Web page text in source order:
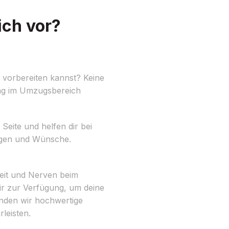
vor?
kannst? Keine
im Umzugsbereich
und helfen dir bei
und Wünsche.
und Nerven beim
zur Verfügung, um deine
wir hochwertige